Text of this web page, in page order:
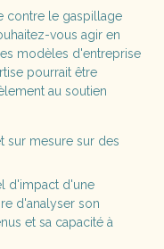
contre le gaspillage
vous agir en
modèles d'entreprise
pourrait être
au soutien
sur mesure sur des
d'impact d'une
d'analyser son
et sa capacité à